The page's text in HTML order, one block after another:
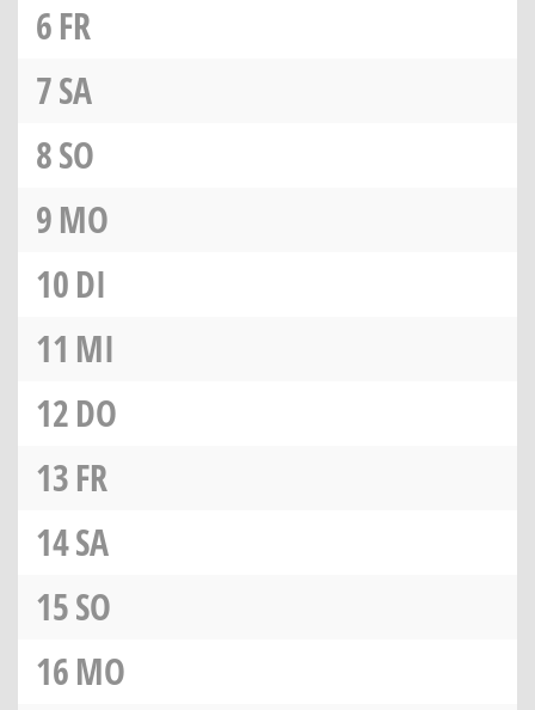
6FR
7SA
8SO
9MO
10DI
11 MI
12DO
13FR
14SA
15SO
16MO